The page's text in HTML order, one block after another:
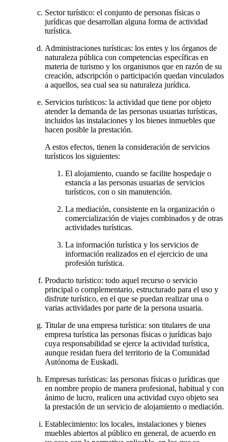
Sector turístico: el conjunto de personas físicas o
jurídicas que desarrollan alguna forma de actividad
turística.
Administraciones turísticas: los entes y los órganos de
naturaleza pública con competencias específicas en
materia de turismo y los organismos que en razón de su
creación, adscripción o participación quedan vinculados
a aquellos, sea cual sea su naturaleza jurídica.
Servicios turísticos: la actividad que tiene por objeto
atender la demanda de las personas usuarias turísticas,
incluidos las instalaciones y los bienes inmuebles que
hacen posible la prestación.
A estos efectos, tienen la consideración de servicios
turísticos los siguientes:
El alojamiento, cuando se facilite hospedaje o
estancia a las personas usuarias de servicios
turísticos, con o sin manutención.
La mediación, consistente en la organización o
comercialización de viajes combinados y de otras
actividades turísticas.
La información turística y los servicios de
información realizados en el ejercicio de una
profesión turística.
Producto turístico: todo aquel recurso o servicio
principal o complementario, estructurado para el uso y
disfrute turístico, en el que se puedan realizar una o
varias actividades por parte de la persona usuaria.
Titular de una empresa turística: son titulares de una
empresa turística las personas físicas o jurídicas bajo
cuya responsabilidad se ejerce la actividad turística,
aunque residan fuera del territorio de la Comunidad
Autónoma de Euskadi.
Empresas turísticas: las personas físicas o jurídicas que
en nombre propio de manera profesional, habitual y con
ánimo de lucro, realicen una actividad cuyo objeto sea
la prestación de un servicio de alojamiento o mediación.
Establecimiento: los locales, instalaciones y bienes
muebles abiertos al público en general, de acuerdo en